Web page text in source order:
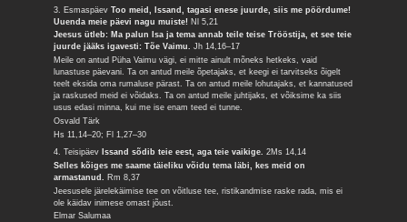
3. EsmaspäevToo meid, Issand, tagasi enese juurde, siis me pöördume!
Uuenda meie päevi nagu muiste! Nl 5,21
Jeesus ütleb: Ma palun Isa ja tema annab teile teise Trööstija, et see teie
juurde jääks igavesti: Tõe Vaimu.Jh 14,16–17
Meile on antud Püha Vaimu vägi, ei mitte ainult mõneks hetkeks, vaid
lunastuse päevani. Ta on antud meile õpetajaks, et keegi ei tarvitseks õigelt
teelt eksida oma rumaluse pärast. Ta on antud meile lohutajaks, et kannatused
ja raskused meid ei võidaks. Ta on antud meile juhtijaks, et võiksime ka siis
usus edasi minna, kui me ise enam teed ei tunne.
Osvald Tärk
Hs 11,14–20; Fl 1,27–30
4. Teisipäev Issand sõdib teie eest, aga teie vaikige.2Ms 14,14
Selles kõiges me saame täieliku võidu tema läbi, kes meid on
armastanud. Rm 8,37
Jeesusele järelekäimise tee on võitluse tee, ristikandmise raske rada, mis ei
ole käidav inimese omast jõust.
Elmar Salumaa